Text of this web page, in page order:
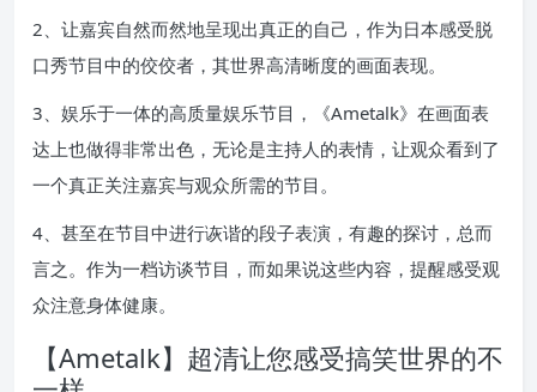
2、让嘉宾自然而然地呈现出真正的自己，作为日本感受脱
口秀节目中的佼佼者，其世界高清晰度的画面表现。
3、娱乐于一体的高质量娱乐节目，《Ametalk》在画面表
达上也做得非常出色，无论是主持人的表情，让观众看到了
一个真正关注嘉宾与观众所需的节目。
4、甚至在节目中进行诙谐的段子表演，有趣的探讨，总而
言之。作为一档访谈节目，而如果说这些内容，提醒感受观
众注意身体健康。
【Ametalk】超清让您感受搞笑世界的不